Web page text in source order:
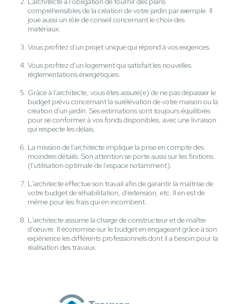
compréhensibles de la création de votre jardin par exemple. Il
joue aussi un rôle de conseil concernant le choix des
matériaux.
Vous profitez d'un projet unique qui répond à vos exigences.
Vous profitez d'un logement qui satisfait les nouvelles
réglementations énergétiques.
Grâce à l'architecte, vous êtes assuré(e) de ne pas dépasser le
budget prévu concernant la surélévation de votre maison ou la
création d'un jardin. Ses estimations sont toujours équilibrés
pour se conformer à vos fonds disponibles, avec une livraison
qui respecte les délais.
La mission de l'architecte implique la prise en compte des
moindres détails. Son attention se porte aussi sur les finitions
(l'utilisation optimale de l’espace notamment).
L'architecte effectue son travail afin de garantir la maîtrise de
votre budget de réhabilitation, d'extension, etc. Il en est de
même pour les frais qui en incombent.
L'architecte assume la charge de constructeur et de maître
d’œuvre. Il économise sur le budget en engageant grâce à son
expérience les différents professionnels dont il a besoin pour la
réalisation des travaux.